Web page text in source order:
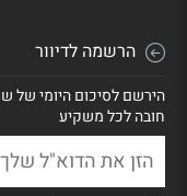
הרשמה לדיוור
הירשם לסיכום היומי של
חובה לכל משקיע